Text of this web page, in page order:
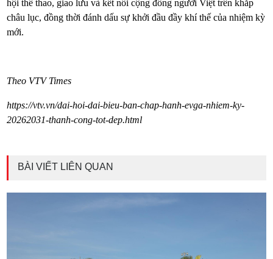
hội thể thao, giao lưu và kết nối cộng đồng người Việt trên khắp
châu lục, đồng thời đánh dấu sự khởi đầu đầy khí thế của nhiệm kỳ
mới.
Theo VTV Times
https://vtv.vn/dai-hoi-dai-bieu-ban-chap-hanh-evga-nhiem-ky-
20262031-thanh-cong-tot-dep.html
BÀI VIẾT LIÊN QUAN